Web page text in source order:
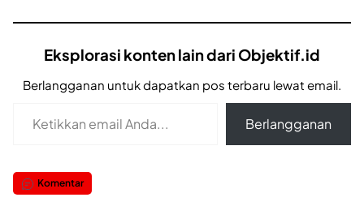
Eksplorasi konten lain dari Objektif.id
Berlangganan untuk dapatkan pos terbaru lewat email.
Berlangganan
Komentar